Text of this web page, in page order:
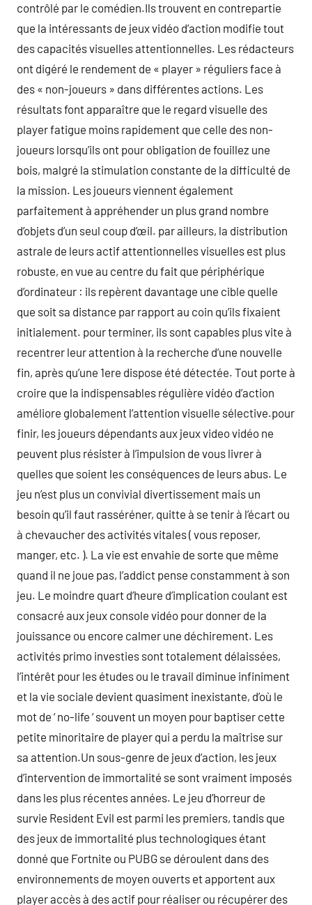
contrôlé par le comédien.Ils trouvent en contrepartie
que la intéressants de jeux vidéo d’action modifie tout
des capacités visuelles attentionnelles. Les rédacteurs
ont digéré le rendement de « player » réguliers face à
des « non-joueurs » dans différentes actions. Les
résultats font apparaître que le regard visuelle des
player fatigue moins rapidement que celle des non-
joueurs lorsqu’ils ont pour obligation de fouillez une
bois, malgré la stimulation constante de la difficulté de
la mission. Les joueurs viennent également
parfaitement à appréhender un plus grand nombre
d’objets d’un seul coup d’œil. par ailleurs, la distribution
astrale de leurs actif attentionnelles visuelles est plus
robuste, en vue au centre du fait que périphérique
d’ordinateur : ils repèrent davantage une cible quelle
que soit sa distance par rapport au coin qu’ils fixaient
initialement. pour terminer, ils sont capables plus vite à
recentrer leur attention à la recherche d’une nouvelle
fin, après qu’une 1ere dispose été détectée. Tout porte à
croire que la indispensables régulière vidéo d’action
améliore globalement l’attention visuelle sélective.pour
finir, les joueurs dépendants aux jeux video vidéo ne
peuvent plus résister à l’impulsion de vous livrer à
quelles que soient les conséquences de leurs abus. Le
jeu n’est plus un convivial divertissement mais un
besoin qu’il faut rasséréner, quitte à se tenir à l’écart ou
à chevaucher des activités vitales ( vous reposer,
manger, etc. ). La vie est envahie de sorte que même
quand il ne joue pas, l’addict pense constamment à son
jeu. Le moindre quart d’heure d’implication coulant est
consacré aux jeux console vidéo pour donner de la
jouissance ou encore calmer une déchirement. Les
activités primo investies sont totalement délaissées,
l’intérêt pour les études ou le travail diminue infiniment
et la vie sociale devient quasiment inexistante, d’où le
mot de ‘ no-life ‘ souvent un moyen pour baptiser cette
petite minoritaire de player qui a perdu la maîtrise sur
sa attention.Un sous-genre de jeux d’action, les jeux
d’intervention de immortalité se sont vraiment imposés
dans les plus récentes années. Le jeu d’horreur de
survie Resident Evil est parmi les premiers, tandis que
des jeux de immortalité plus technologiques étant
donné que Fortnite ou PUBG se déroulent dans des
environnements de moyen ouverts et apportent aux
player accès à des actif pour réaliser ou récupérer des